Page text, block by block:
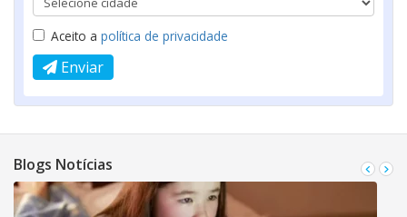
Aceito a política de privacidade
Enviar
Blogs Notícias